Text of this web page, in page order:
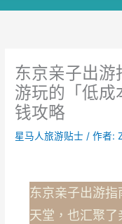
东京亲子出游
游玩的「低成
钱攻略
星马人旅游贴士 / 作者:
东京亲子出游
天堂，也汇聚